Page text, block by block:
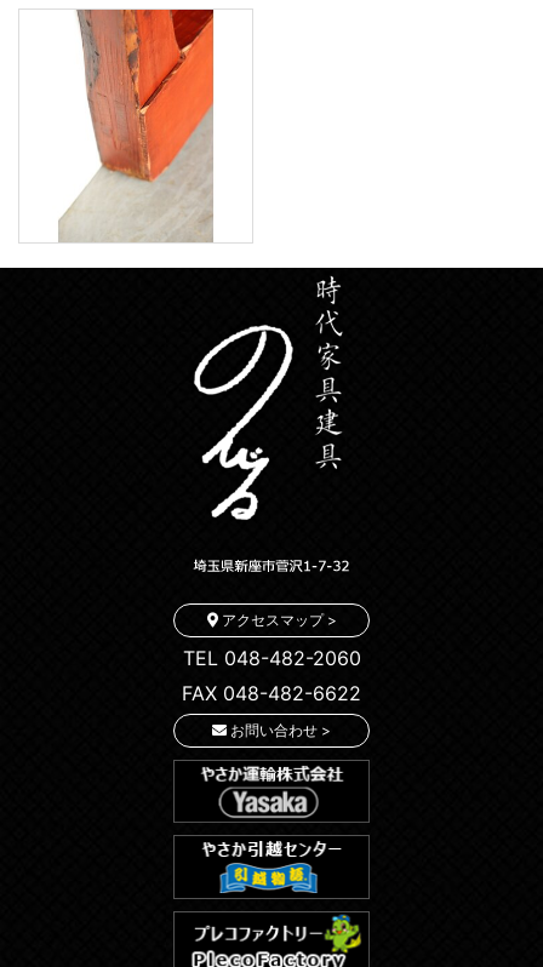
アクセスマップ >
TEL 048-482-2060
FAX 048-482-6622
お問い合わせ >